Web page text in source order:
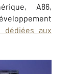
A86,
dédiées aux